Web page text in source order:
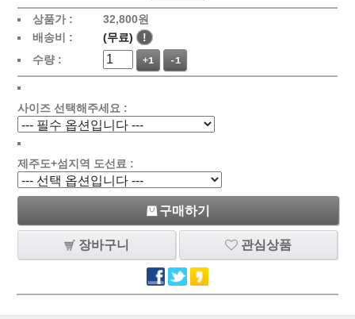
상품가 :
32,800원
배송비 :
(무료)
!
수량 :
+1 -1
사이즈 선택해주세요 :
제주도+섬지역 도선료 :
구매하기
장바구니 관심상품